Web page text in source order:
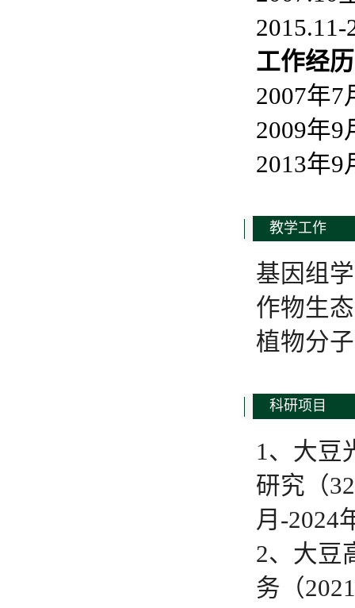
工作经
2007年7
2009年9
2013年
教学工作
基因组
作物生
植物分
科研项目
1、大豆
研究（
月-2024
2、大豆
务（